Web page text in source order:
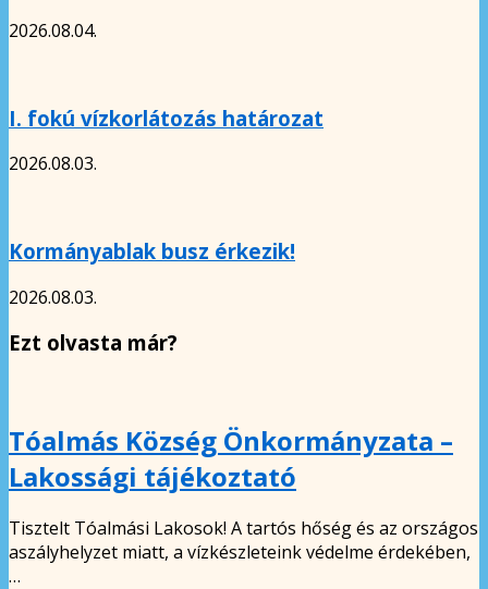
2026.08.04.
I. fokú vízkorlátozás határozat
2026.08.03.
Kormányablak busz érkezik!
2026.08.03.
Ezt olvasta már?
Tóalmás Község Önkormányzata –
Lakossági tájékoztató
Tisztelt Tóalmási Lakosok! A tartós hőség és az országos
aszályhelyzet miatt, a vízkészleteink védelme érdekében,
…